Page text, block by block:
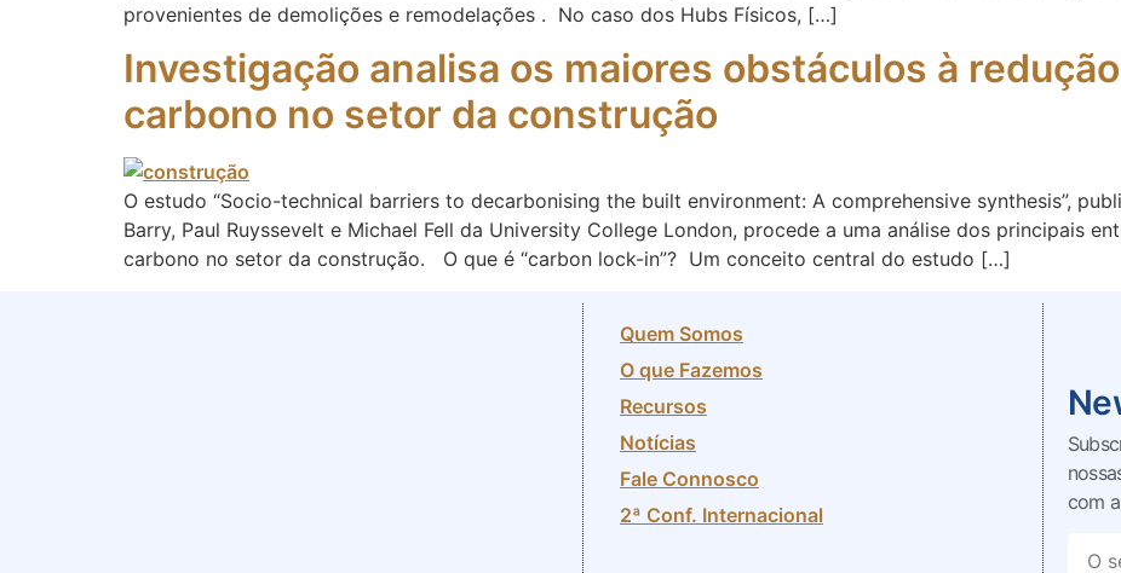
provenientes de demolições e remodelações . No caso dos Hubs Físicos, […]
Investigação analisa os maiores obstáculos à
carbono no setor da construção
O estudo “Socio-technical barriers to decarbonising the built environment: A comprehensive synthesis”,
Barry, Paul Ruyssevelt e Michael Fell da University College London, procede a uma análise dos principais
carbono no setor da construção. O que é “carbon lock-in”? Um conceito central do estudo […]
Quem Somos
O que Fazemos
Recursos
Notícias
Fale Connosco
2ª Conf. Internacional
com